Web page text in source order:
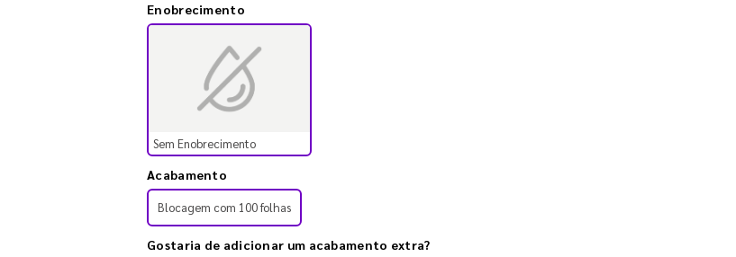
Enobrecimento
Sem Enobrecimento
Acabamento
Blocagem com 100 folhas
Gostaria de adicionar um acabamento extra?